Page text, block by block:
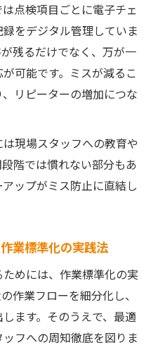
点検項目ごとに電子チェ
をデジタル管理していま
残るだけでなく、万が一
可能です。ミスが減るこ
リピーターの増加につな
現場スタッフへの教育や
階では慣れない部分もあ
ップがミス防止に直結し
業標準化の実践法
めには、作業標準化の実
作業フローを細分化し、
ます。そのうえで、最適
フへの周知徹底を図りま